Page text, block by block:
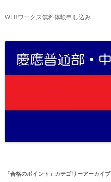
WEBワークス無料体験申し込み
「合格のポイント 」カテゴリーアーカイブ